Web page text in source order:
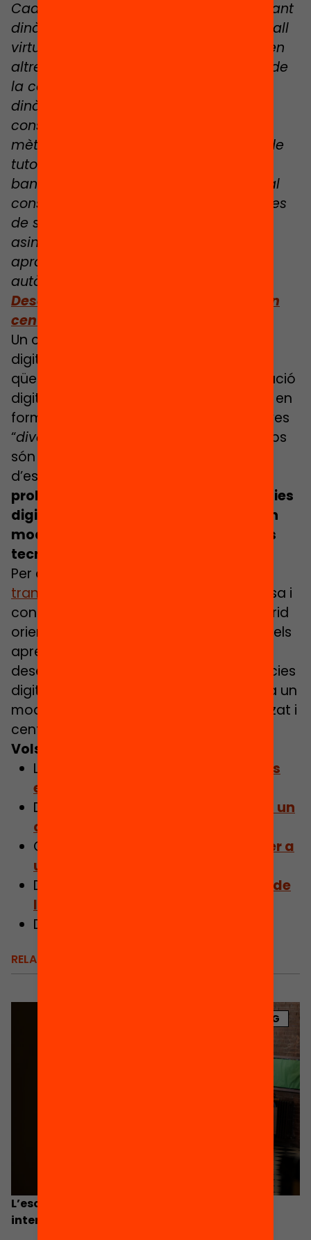
Cada dia de la setmana, es van alternant
dinàmiques de treball presencial i treball
virtual a les aules ordinàries, així com en
altres espais del centre educatiu o bé de
la comunitat. I si s’escau, a casa. Les
dinàmiques de treball presencial
consisteixen en una gran varietat de
mètodes expositius, de treball dirigit i de
tutoritzacions a l’alumnat. Per la seva
banda, les dinàmiques de treball virtual
consisteixen en dinàmiques sincròniques
de seguiment del projecte, activitats
asincròniques de consolidació i
aprofundiment i foment del treball
autònom de l’alumnat.
Descarrega les infografies Un dia en un
centre híbrid
Un cop més, parlar de transformació
digital de l’escola va més enllà de
qüestions tecnològiques. La transformació
digital de l’escola exigeix pensar també en
formats “
” i modalitats formatives
“diverses
”. Les dimensions d’espai i temps
són claus per concebre un nou model
d’escola. Com deia
problema no és introduir les tecnologies
digitals a l’educació, sinó construir un
model d’educació en presència de les
tecnologies digitals.
Per això, la publicació
transformació digital de l’escola
proposa i
concreta un model d’aprenentatge híbrid
orientat a garantir l’equitat i la millora dels
aprenentatges, amb la finalitat de
desenvolupar les habilitats i competències
digitals de tot l’alumnat i avançar cap a un
model educatiu més flexible, personalitzat i
centrat en l’alumne.
Vols saber-ne més?
Llegeix l’article
L’escola híbrida, més
enllà d’ordinadors i internet
Descarrega les infografies
Un dia en un
centre híbrid
Consulta la infografia
8 objectius per a
un aprenentatge híbrid
Descarrega la infografia
Els 8 pilars de
l’educació híbrida
Descarrega
RELACIONATS
BLOG
L’escola híbrida, més enllà d’ordinadors i
internet